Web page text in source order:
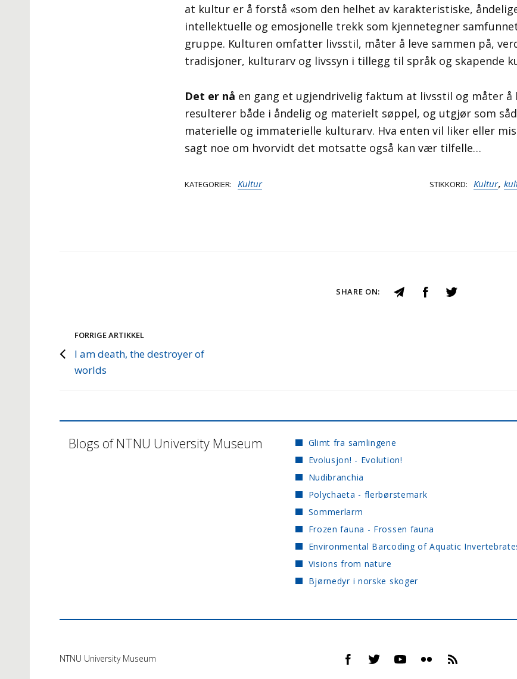
at kultur er å forstå «som den helhet av karakteristiske,
intellektuelle og emosjonelle trekk som kjennetegner
gruppe. Kulturen omfatter livsstil, måter å leve sammen på,
tradisjoner, kulturarv og livssyn i tillegg til språk og skapende
Det er nå en gang et ugjendrivelig faktum at livsstil og måter å
resulterer både i åndelig og materielt søppel, og utgjør som
materielle og immaterielle kulturarv. Hva enten vil liker eller
sagt noe om hvorvidt det motsatte også kan vær tilfelle…
KATEGORIER Kultur STIKKORD Kultur,
SHARE ON:
FORRIGE ARTIKKEL
I am death, the destroyer of
worlds
Blogs of NTNU University Museum
Glimt fra samlingene
Evolusjon! - Evolution!
Nudibranchia
Polychaeta - flerbørstemark
Sommerlarm
Frozen fauna - Frossen fauna
Environmental Barcoding of Aquatic
Visions from nature
Bjørnedyr i norske skoger
NTNU University Museum